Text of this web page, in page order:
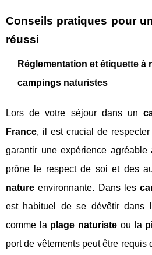
Conseils pratiques pour
réussi
Réglementation et étiquette à
campings naturistes
Lors de votre séjour dans un
France, il est crucial de
garantir une expérience agréable
prône le respect de soi et des
nature environnante. Dans les
est habituel de se dévêtir dans
comme la plage naturiste ou la
port de vêtements peut être requis